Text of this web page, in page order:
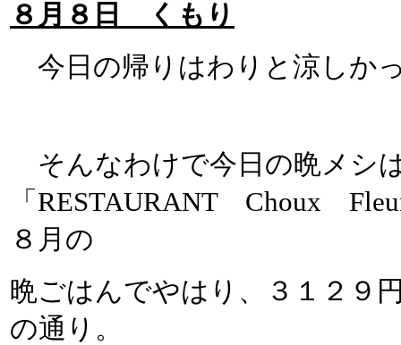
８月８日 くもり
今日の帰りはわりと涼しか
そんなわけで今日の晩メシ
「RESTAURANT Choux
８月の
晩ごはんでやはり、３１２
の通り。